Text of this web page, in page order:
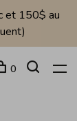
et 150$ au
0